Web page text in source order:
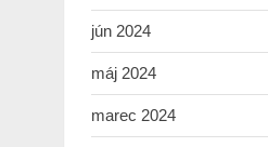
jún 2024
máj 2024
marec 2024